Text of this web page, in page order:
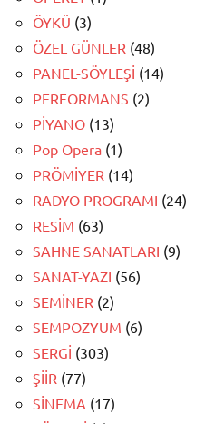
ÖYKÜ (3)
ÖZEL GÜNLER (48)
PANEL-SÖYLEŞİ (14)
PERFORMANS (2)
PİYANO (13)
Pop Opera (1)
PRÖMİYER (14)
RADYO PROGRAMI (24)
RESİM (63)
SAHNE SANATLARI (9)
SANAT-YAZI (56)
SEMİNER (2)
SEMPOZYUM (6)
SERGİ (303)
ŞİİR (77)
SİNEMA (17)